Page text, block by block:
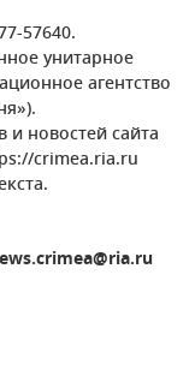
57640.
унитарное
агентство
новостей сайта
crimea.ria.ru